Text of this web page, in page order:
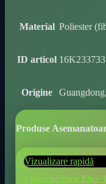
Material Poliester
ID articol 16K233733
Origine
Produse
Vizualizare rapidă
1 pereche Huse